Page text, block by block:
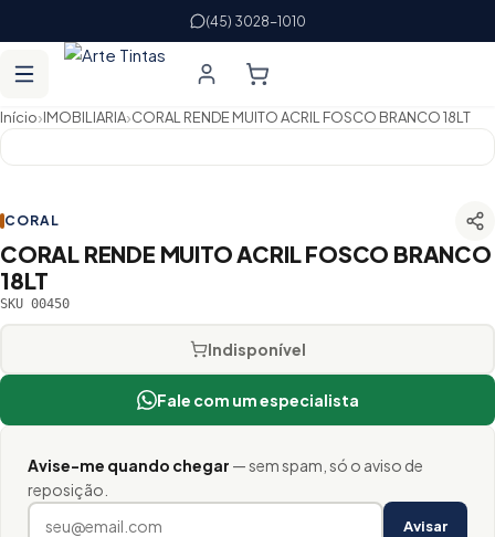
(45) 3028-1010
Início›IMOBILIARIA›CORAL RENDE MUITO ACRIL FOSCO BRANCO 18LT
CORAL
CORAL RENDE MUITO ACRIL FOSCO BRANCO
18LT
SKU 00450
Indisponível
Fale com um especialista
Avise-me quando chegar — sem spam, só o aviso de
reposição.
Avisar